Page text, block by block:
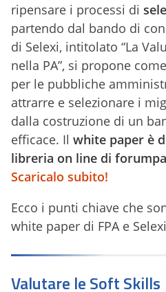
ripensare i processi di
partendo dal bando di
di Selexi, intitolato “La
nella PA”, si propone
per le pubbliche
attrarre e selezionare i
dalla costruzione di un
efficace. Il white paper è
libreria on line di
Scaricalo subito!
Ecco i punti chiave che
white paper di FPA e
Valutare le Soft Skills